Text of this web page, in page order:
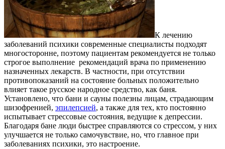
К лечению
заболеваний психики современные специалисты подходят
многосторонне, поэтому пациентам рекомендуется не только
строгое выполнение рекомендаций врача по применению
назначенных лекарств. В частности, при отсутствии
противопоказаний на состояние больных положительно
влияет такое русское народное средство, как баня.
Установлено, что бани и сауны полезны лицам, страдающим
шизофренией, эпилепсией, а также для тех, кто постоянно
испытывает стрессовые состояния, ведущие к депрессии.
Благодаря бане люди быстрее справляются со стрессом, у них
улучшается не только самочувствие, но, что главное при
заболеваниях психики, это настроение.